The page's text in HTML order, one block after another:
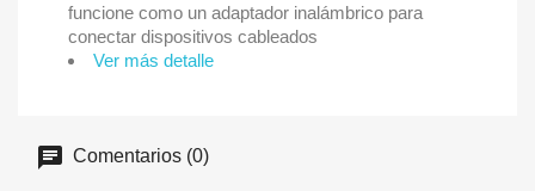
funcione como un adaptador inalámbrico para
conectar dispositivos cableados
Ver más detalle
Comentarios (0)